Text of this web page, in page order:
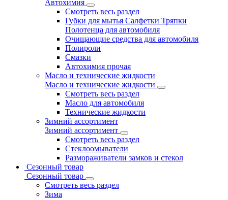
Автохимия
Смотреть весь раздел
Губки для мытья Салфетки Тряпки
Полотенца для автомобиля
Очищающие средства для автомобиля
Полироли
Смазки
Автохимия прочая
Масло и технические жидкости
Масло и технические жидкости
Смотреть весь раздел
Масло для автомобиля
Технические жидкости
Зимний ассортимент
Зимний ассортимент
Смотреть весь раздел
Стеклоомыватели
Размораживатели замков и стекол
Сезонный товар
Сезонный товар
Смотреть весь раздел
Зима